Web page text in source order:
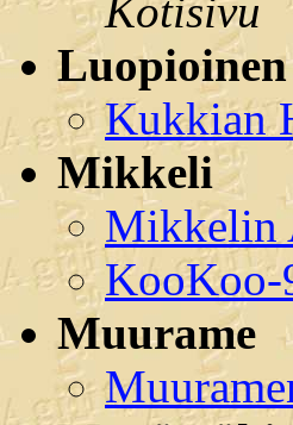
Kotisivu
Luopioinen
Kukkian
Mikkeli
Mikkelin
KooKoo-
Muurame